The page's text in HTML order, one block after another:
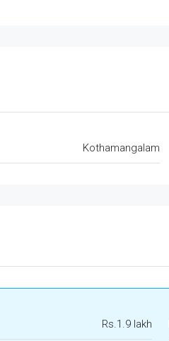
Kothamangalam
Rs.1.9 lakh